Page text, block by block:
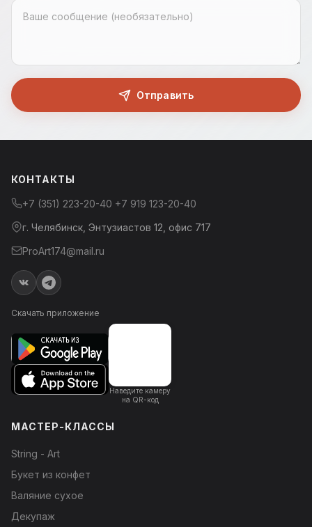
Отправить
КОНТАКТЫ
+7 (351) 223-20-40 +7 919 123-20-40
г. Челябинск, Энтузиастов 12, офис 717
ProArt174@mail.ru
Скачать приложение
Наведите камеру
на QR-код
МАСТЕР-КЛАССЫ
String - Art
Букет из конфет
Валяние сухое
Декупаж